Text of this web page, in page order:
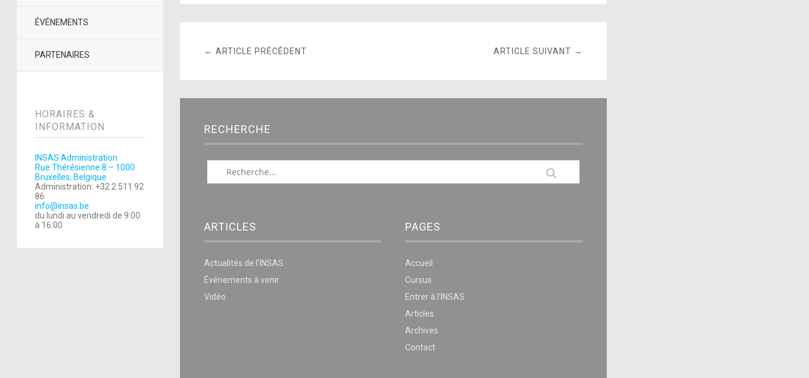
ÉVÉNEMENTS
PARTENAIRES
HORAIRES &
INFORMATION
INSAS Administration
Rue Thérésienne 8 – 1000
Bruxelles, Belgique
Administration: +32 2 511 92
86
info@insas.be
du lundi au vendredi de 9:00
à 16:00
ARTICLE SUIVANT →
← ARTICLE PRÉCÉDENT
RECHERCHE
ARTICLES
Actualités de l’INSAS
Événements à venir
Vidéo
PAGES
Accueil
Cursus
Entrer à l’INSAS
Articles
Archives
Contact